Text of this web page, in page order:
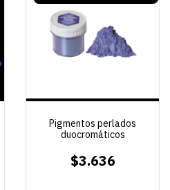
Pigmentos perlados
duocromáticos
$3.636